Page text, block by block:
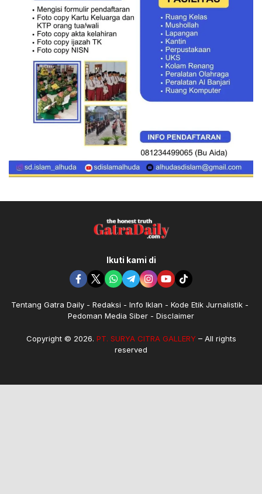
Ikuti kami di
Tentang Gatra Daily Redaksi Info Iklan
Kode Etik Jurnalistik
Pedoman Media Siber
Disclaimer
Copyright © 2026. PT. SURYA CITRA GALLERY– All rights
reserved